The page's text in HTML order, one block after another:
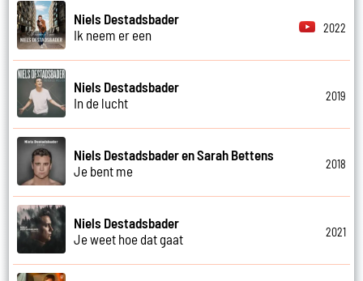
Niels Destadsbader
Ik neem er een
2022
Niels Destadsbader
In de lucht
2019
Niels Destadsbader en Sarah Bettens
Je bent me
2018
Niels Destadsbader
Je weet hoe dat gaat
2021